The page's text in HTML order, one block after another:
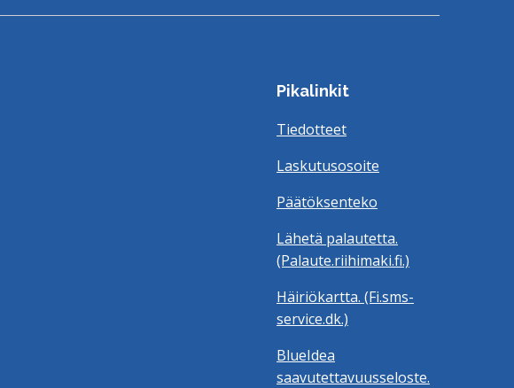
Pikalinkit
Tiedotteet
Laskutusosoite
Päätöksenteko
Lähetä palautetta.
(Palaute.riihimaki.fi.)
Häiriökartta. (Fi.sms-
service.dk.)
BlueIdea
saavutettavuusseloste.